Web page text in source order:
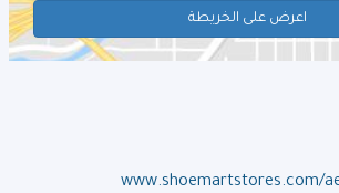
اعرض على الخريطة
www.shoemartstores.com/